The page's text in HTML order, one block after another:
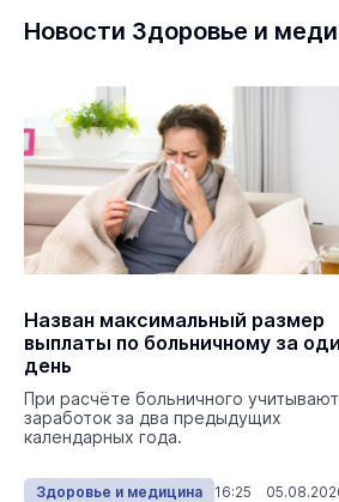
Новости Здоровье и
Назван максимальный размер
выплаты по больничному за
день
При расчёте больничного учитывают
заработок за два предыдущих
календарных года.
Здоровье и медицина 16:25